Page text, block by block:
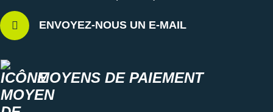
ENVOYEZ-NOUS UN E-MAIL
MOYENS DE PAIEMENT